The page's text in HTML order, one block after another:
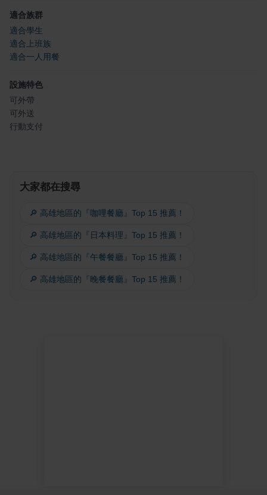
適合族群
適合學生
適合上班族
適合一人用餐
設施特色
可外帶
可外送
行動支付
大家都在搜尋
🔎 高雄地區的『咖哩餐廳』Top 15 推薦！
🔎 高雄地區的『日本料理』Top 15 推薦！
🔎 高雄地區的『午餐餐廳』Top 15 推薦！
🔎 高雄地區的『晚餐餐廳』Top 15 推薦！